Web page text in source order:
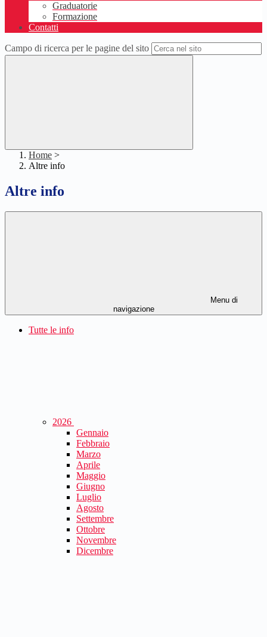
Graduatorie
Formazione
Contatti
Campo di ricerca per le pagine del sito
Home >
Altre info
Altre info
Menu di
navigazione
Tutte le info
2026
Gennaio
Febbraio
Marzo
Aprile
Maggio
Giugno
Luglio
Agosto
Settembre
Ottobre
Novembre
Dicembre